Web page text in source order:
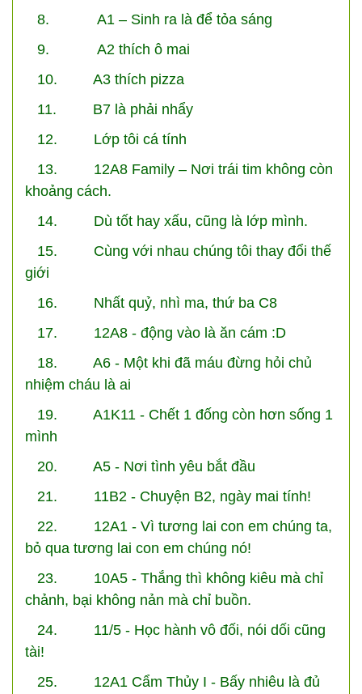
8. A1 – Sinh ra là để tỏa sáng
9. A2 thích ô mai
10. A3 thích pizza
11. B7 là phải nhẩy
12. Lớp tôi cá tính
13. 12A8 Family – Nơi trái tim không còn
khoảng cách.
14. Dù tốt hay xấu, cũng là lớp mình.
15. Cùng với nhau chúng tôi thay đổi thế
giới
16. Nhất quỷ, nhì ma, thứ ba C8
17. 12A8 - động vào là ăn cám :D
18. A6 - Một khi đã máu đừng hỏi chủ
nhiệm cháu là ai
19. A1K11 - Chết 1 đống còn hơn sống 1
mình
20. A5 - Nơi tình yêu bắt đầu
21. 11B2 - Chuyện B2, ngày mai tính!
22. 12A1 - Vì tương lai con em chúng ta,
bỏ qua tương lai con em chúng nó!
23. 10A5 - Thắng thì không kiêu mà chỉ
chảnh, bại không nản mà chỉ buồn.
24. 11/5 - Học hành vô đối, nói dối cũng
tài!
25. 12A1 Cẩm Thủy I - Bấy nhiêu là đủ